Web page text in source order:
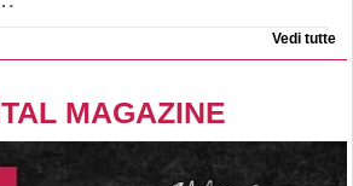
Vedi tutte
MAGAZINE